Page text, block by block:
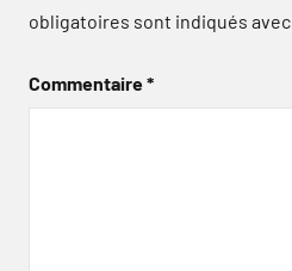
obligatoires sont indiqués avec
Commentaire*